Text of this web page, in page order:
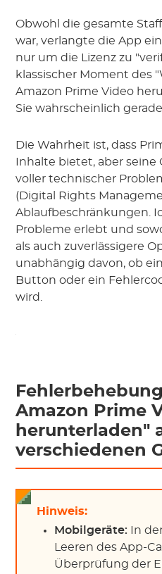
Obwohl die gesamte
war, verlangte die App
nur um die Lizenz zu
klassischer Moment des
Amazon Prime Video
Sie wahrscheinlich
Die Wahrheit ist, dass
Inhalte bietet, aber
voller technischer
(Digital Rights
Ablaufbeschränkungen.
Probleme erlebt und
als auch zuverlässigere
unabhängig davon, ob
Button oder ein
wird.
Amazon Prime
herunterladen"
verschiedenen
Hinweis:
Mobilgeräte: In
Leeren des App-
Überprüfung der